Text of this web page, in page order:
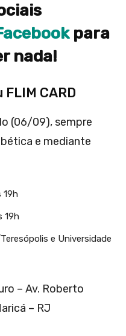
para
nada!
CARD
(06/09), sempre
e mediante
19h
19h
e Universidade
– Av. Roberto
– RJ